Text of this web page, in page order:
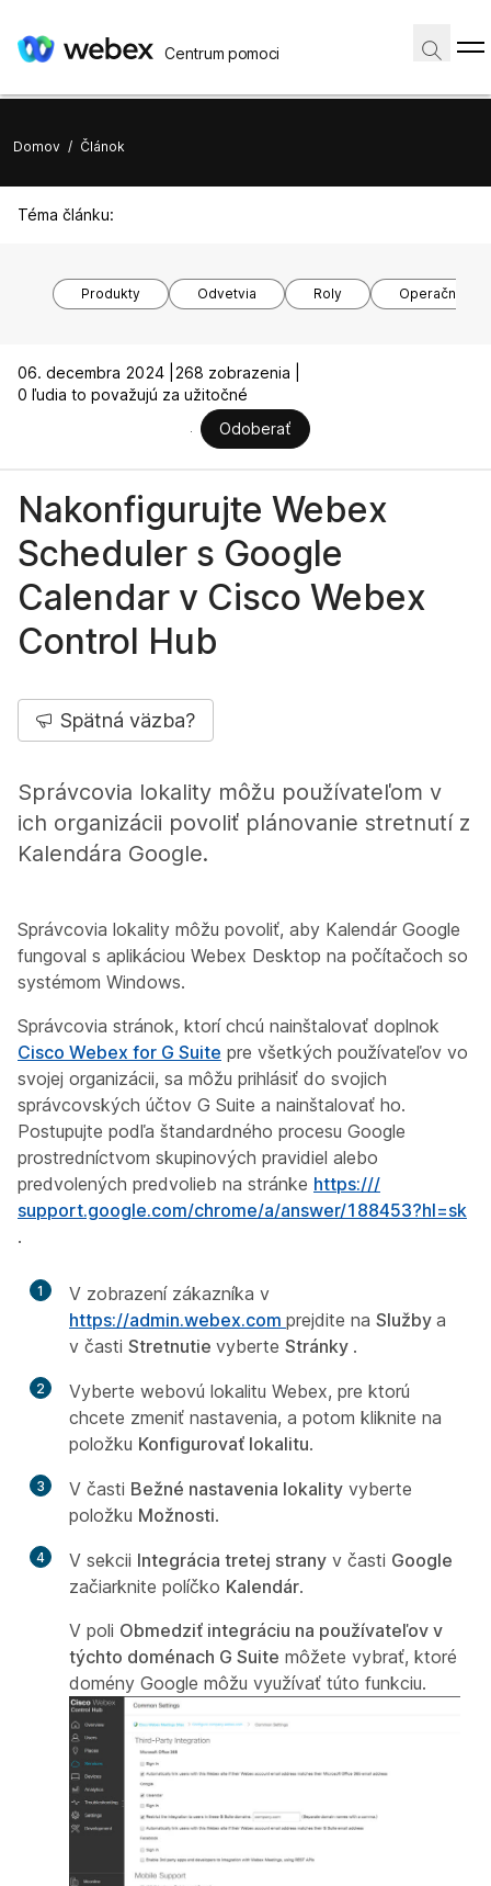
Centrum pomoci
Domov / Článok
Téma článku:
Produkty Odvetvia Roly Operačné
06. decembra 2024 |
268 zobrazenia |
0 ľudia to považujú za užitočné
Odoberať
Nakonfigurujte Webex
Scheduler s Google
Calendar v Cisco Webex
Control Hub
Spätná väzba?
Správcovia lokality môžu používateľom v
ich organizácii povoliť plánovanie stretnutí z
Kalendára Google.
Správcovia lokality môžu povoliť, aby Kalendár Google
fungoval s aplikáciou Webex Desktop na počítačoch so
systémom Windows.
Správcovia stránok, ktorí chcú nainštalovať doplnok
Cisco Webex for G Suite pre všetkých používateľov vo
svojej organizácii, sa môžu prihlásiť do svojich
správcovských účtov G Suite a nainštalovať ho.
Postupujte podľa štandardného procesu Google
prostredníctvom skupinových pravidiel alebo
predvolených predvolieb na stránke https://​/​
support.google.com/​chrome/​a/​answer/​188453?hl=sk
.
1
V zobrazení zákazníka v
https://admin.webex.com prejdite na Služby a
v časti Stretnutie vyberte Stránky .
2
Vyberte webovú lokalitu Webex, pre ktorú
chcete zmeniť nastavenia, a potom kliknite na
položku Konfigurovať lokalitu.
3 V časti Bežné nastavenia lokality vyberte
položku Možnosti.
4 V sekcii Integrácia tretej strany v časti Google
začiarknite políčko Kalendár.
V poli Obmedziť integráciu na používateľov v
týchto doménach G Suite môžete vybrať, ktoré
domény Google môžu využívať túto funkciu.